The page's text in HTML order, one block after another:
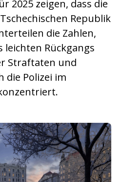
2025 zeigen, dass die
Republik
die Zahlen,
leichten Rückgangs
Straftaten und
die Polizei im